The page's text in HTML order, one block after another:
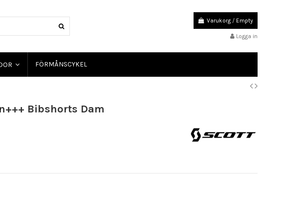
Varukorg / Empty
Logga in
FÖRMÅNSCYKEL
Bibshorts Dam